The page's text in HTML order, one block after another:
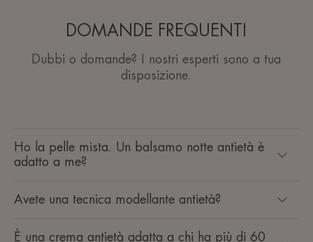
DOMANDE FREQUENTI
Dubbi o domande? I nostri esperti sono a tua
disposizione.
Ho la pelle mista. Un balsamo notte antietà è
adatto a me?
Avete una tecnica modellante antietà?
È una crema antietà adatta a chi ha più di 60